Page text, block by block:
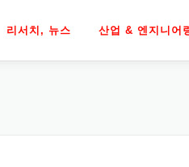
리서치, 뉴스 산업 & 엔지니어